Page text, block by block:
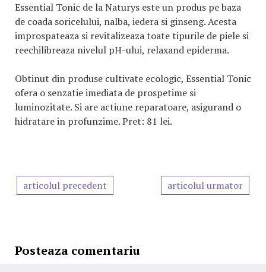
Essential Tonic de la Naturys este un produs pe baza
de coada soricelului, nalba, iedera si ginseng. Acesta
improspateaza si revitalizeaza toate tipurile de piele si
reechilibreaza nivelul pH-ului, relaxand epiderma.
Obtinut din produse cultivate ecologic, Essential Tonic
ofera o senzatie imediata de prospetime si
luminozitate. Si are actiune reparatoare, asigurand o
hidratare in profunzime. Pret: 81 lei.
articolul precedent articolul urmator
Posteaza comentariu